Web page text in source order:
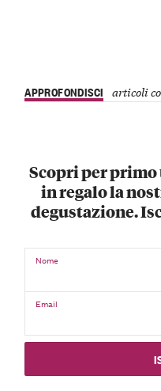
APPROFONDISCI articoli
Scopri per
in regalo la
degustazione.
Nome
Email